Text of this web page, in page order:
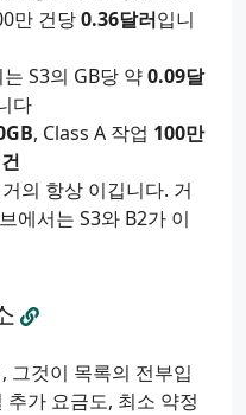
만 건당0.36달러입니
S3의 GB당 약0.09달
다
, Class A 작업 100만
의 항상 이깁니다. 거
에서는 S3와 B2가 이
그것이 목록의 전부입
가 요금도, 최소 약정